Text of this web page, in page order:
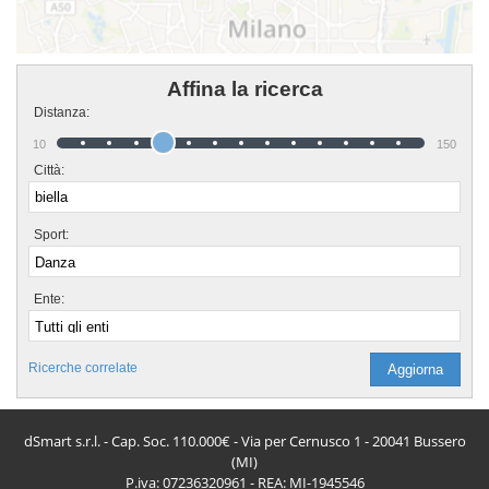
Affina la ricerca
Distanza:
10 150
Città:
Sport:
Ente:
Ricerche correlate
dSmart s.r.l. - Cap. Soc. 110.000€ - Via per Cernusco 1 - 20041 Bussero
(MI)
P.iva: 07236320961 - REA: MI-1945546